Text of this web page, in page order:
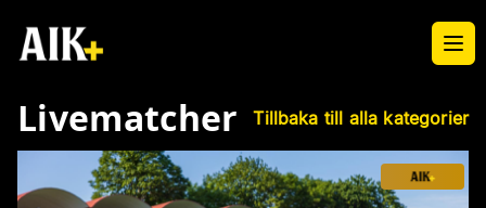
Livematcher Tillbaka till alla kategorier